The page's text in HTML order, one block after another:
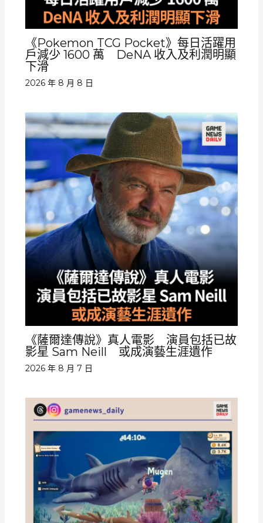
《Pokemon TCG Pocket》每日活躍用
戶減少 1600 萬 DeNA 收入及利潤明顯
下滑
2026 年 8 月 8 日
《薩爾達傳說》真人電影 演員包括已故
影星 Sam Neill 或成演藝生涯遺作
2026 年 8 月 7 日